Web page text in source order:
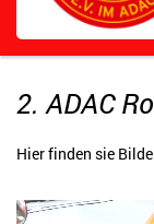
2. ADAC
Hier finden sie